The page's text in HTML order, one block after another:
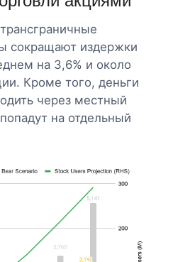
сокращают издержки
на 3,6% и около
Кроме того, деньги
через местный
на отдельный